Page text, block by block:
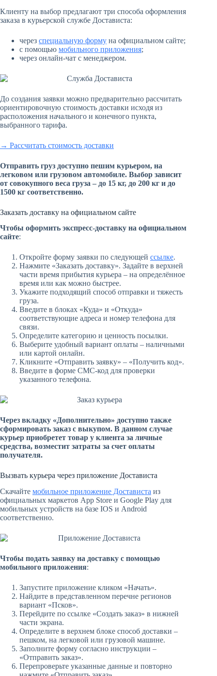
Клиенту на выбор предлагают три способа оформления
заказа в курьерской службе Достависта:
через специальную форму на официальном сайте;
с помощью мобильного приложения;
через онлайн-чат с менеджером.
До создания заявки можно предварительно рассчитать
ориентировочную стоимость доставки исходя из
расположения начального и конечного пункта,
выбранного тарифа.
→ Рассчитать стоимость доставки
Отправить груз доступно пешим курьером, на
легковом или грузовом автомобиле. Выбор зависит
от совокупного веса груза – до 15 кг, до 200 кг и до
1500 кг соответственно.
Заказать доставку на официальном сайте
Чтобы оформить экспресс-доставку на официальном
сайте:
Откройте форму заявки по следующей ссылке.
Нажмите «Заказать доставку». Задайте в верхней
части время прибытия курьера – на определённое
время или как можно быстрее.
Укажите подходящий способ отправки и тяжесть
груза.
Введите в блоках «Куда» и «Откуда»
соответствующие адреса и номер телефона для
связи.
Определите категорию и ценность посылки.
Выберите удобный вариант оплаты – наличными
или картой онлайн.
Кликните «Отправить заявку» – «Получить код».
Введите в форме СМС-код для проверки
указанного телефона.
Через вкладку «Дополнительно» доступно также
сформировать заказ с выкупом. В данном случае
курьер приобретет товар у клиента за личные
средства, возместит затраты за счет оплаты
получателя.
Вызвать курьера через приложение Достависта
Скачайте мобильное приложение Достависта из
официальных маркетов App Store и Google Play для
мобильных устройств на базе IOS и Android
соответственно.
Чтобы подать заявку на доставку с помощью
мобильного приложения:
Запустите приложение кликом «Начать».
Найдите в представленном перечне регионов
вариант «Псков».
Перейдите по ссылке «Создать заказ» в нижней
части экрана.
Определите в верхнем блоке способ доставки –
пешком, на легковой или грузовой машине.
Заполните форму согласно инструкции –
«Отправить заказ».
Перепроверьте указанные данные и повторно